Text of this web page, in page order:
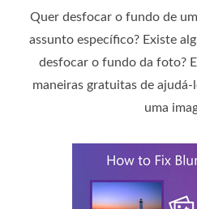
Quer desfocar o fundo de
assunto específico? Existe
desfocar o fundo da foto?
maneiras gratuitas de
uma